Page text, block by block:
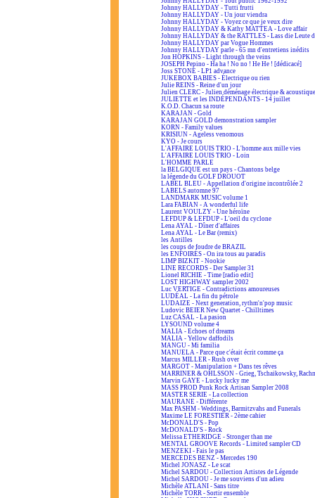
Johnny HALLYDAY - Tutti frutti
Johnny HALLYDAY - Un jour viendra
Johnny HALLYDAY - Voyez ce que je veux dire
Johnny HALLYDAY & Kathy MATTEA - Love affair
Johnny HALLYDAY & the RATTLES - Lass die Leute
Johnny HALLYDAY par Vogue Hommes
Johnny HALLYDAY parle - 65 mn d'entretiens inédits
Jon HOPKINS - Light through the veins
JOSEPH Pepino - Ha ha ! No no ! He He ! [dédicacé]
Joss STONE - LP1 advance
JUKEBOX BABIES - Électrique ou rien
Julie REINS - Reine d'un jour
Julien CLERC - Julien déménage électrique & acoustique
JULIETTE et les INDÉPENDANTS - 14 juillet
K.O.D. Chacun sa route
KARAJAN - Gold
KARAJAN GOLD demonstration sampler
KORN - Family values
KRISIUN - Ageless venomous
KYO - Je cours
L'AFFAIRE LOUIS TRIO - L'homme aux mille vies
L'AFFAIRE LOUIS TRIO - Loin
L'HOMME PARLE
la BELGIQUE est un pays - Chantons belge
la légende du GOLF DROUOT
LABEL BLEU - Appellation d'origine incontrôlée 2
LABELS automne 97
LANDMARK MUSIC volume 1
Lara FABIAN - A wonderful life
Laurent VOULZY - Une héroïne
LEFDUP & LEFDUP - L'oeil du cyclone
Lena AYAL - Dîner d'affaires
Lena AYAL - Le Bar (remix)
les Antilles
les coups de foudre de BRAZIL
les ENFOIRÉS - On ira tous au paradis
LIMP BIZKIT - Nookie
LINE RECORDS - Der Sampler 31
Lionel RICHIE - Time [radio edit]
LOST HIGHWAY sampler 2002
Luc VERTIGE - Contradictions amoureuses
LUDÉAL - La fin du pétrole
LUDAIZE - Next generation, rythm'n'pop music
Ludovic BEIER New Quartet - Chilltimes
Luz CASAL - La pasion
LYSOUND volume 4
MALIA - Echoes of dreams
MALIA - Yellow daffodils
MANGU - Mi familia
MANUELA - Parce que c'était écrit comme ça
Marcus MILLER - Rush over
MARGOT - Manipulation + Dans tes rêves
MARRINER & OHLSSON - Grieg, Tschaikowsky,
Marvin GAYE - Lucky lucky me
MASS PROD Punk Rock Artisan Sampler 2008
MASTER SERIE - La collection
MAURANE - Différente
Max PASHM - Weddings, Barmitzvahs and Funerals
Maxime LE FORESTIER - 2ème cahier
McDONALD'S - Pop
McDONALD'S - Rock
Melissa ETHERIDGE - Stronger than me
MENTAL GROOVE Records - Limited sampler CD
MENZEKI - Fais le pas
MERCEDES BENZ - Mercedes 190
Michel JONASZ - Le scat
Michel SARDOU - Collection Artistes de Légende
Michel SARDOU - Je me souviens d'un adieu
Michèle ATLANI - Sans titre
Michèle TORR - Sortir ensemble